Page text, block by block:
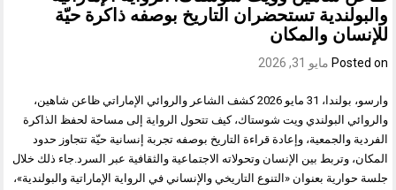
والبولندية تستحضران التاريخ بوصفه ذاكرة حيّة
للإنسان والمكان
Posted on مايو 31, 2026
وارسو، بولندا، 31 مايو 2026 كشف الشاعر والروائي الإماراتي ظاعن شاهين،
والروائي البولندي ويت شوستاك، كيف تتحول الرواية إلى مساحة لحفظ الذاكرة
الفردية والجمعية، وإعادة قراءة التاريخ بوصفه تجربة إنسانية حيّة تتجاوز حدود
المكان، وتربط بين الإنسان وتحولاته الاجتماعية والثقافية عبر السرد.جاء ذلك خلال
جلسة حوارية بعنوان «التنوع التاريخي والإنساني في الرواية الإماراتية والبولندية»،